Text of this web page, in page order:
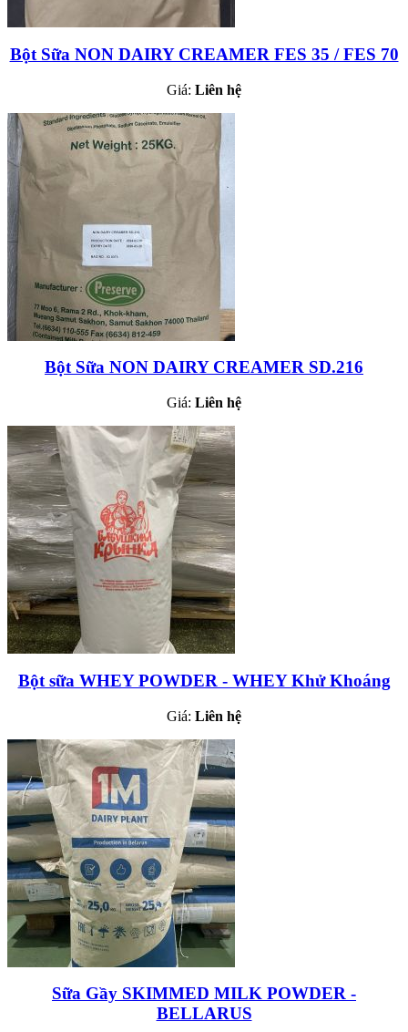
Bột Sữa NON DAIRY CREAMER FES 35 / FES 70
Giá: Liên hệ
Bột Sữa NON DAIRY CREAMER SD.216
Giá: Liên hệ
Bột sữa WHEY POWDER - WHEY Khử Khoáng
Giá: Liên hệ
Sữa Gầy SKIMMED MILK POWDER -
BELLARUS